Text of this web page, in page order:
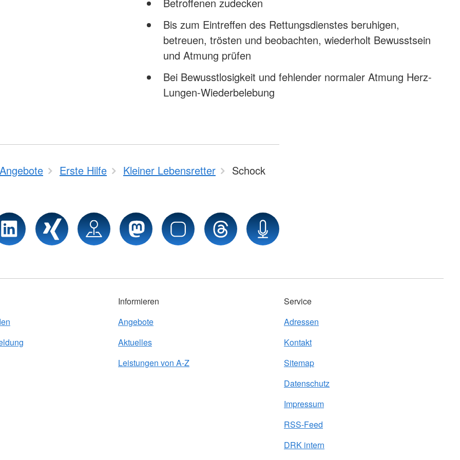
Bis zum Eintreffen des Rettungsdienstes beruhigen,
betreuen, trösten und beobachten, wiederholt Bewusstsein
und Atmung prüfen
Bei Bewusstlosigkeit und fehlender normaler Atmung Herz-
Lungen-Wiederbelebung
Angebote Erste Hilfe Kleiner Lebensretter Schock
Informieren
Angebote
Aktuelles
Leistungen von A-Z
Service
Adressen
Kontakt
Sitemap
Datenschutz
Impressum
RSS-Feed
DRK intern